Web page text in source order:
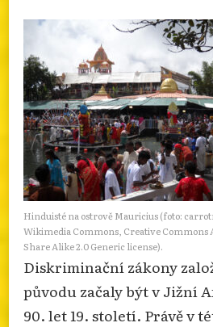
Hinduisté na ostrově Mauricius (foto:
Wikimedia Commons, Creative Commons
Share Alike 2.0 Generic license).
Diskriminační zákony
původu začaly být v Jižní
90. let 19. století. Právě v